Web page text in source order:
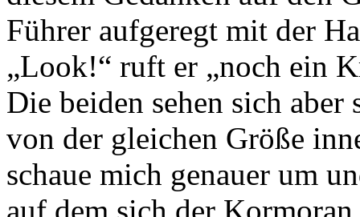
Führer aufgeregt mit der
„Look!“ ruft er „noch ein
Die beiden sehen sich
von der gleichen Größe
schaue mich genauer um